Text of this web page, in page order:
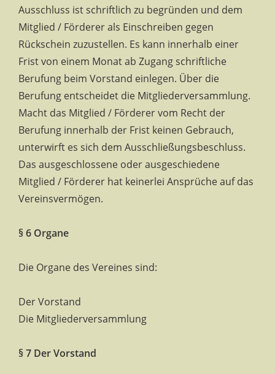
Ausschluss ist schriftlich zu begründen und dem
Mitglied / Förderer als Einschreiben gegen
Rückschein zuzustellen. Es kann innerhalb einer
Frist von einem Monat ab Zugang schriftliche
Berufung beim Vorstand einlegen. Über die
Berufung entscheidet die Mitgliederversammlung.
Macht das Mitglied / Förderer vom Recht der
Berufung innerhalb der Frist keinen Gebrauch,
unterwirft es sich dem Ausschließungsbeschluss.
Das ausgeschlossene oder ausgeschiedene
Mitglied / Förderer hat keinerlei Ansprüche auf das
Vereinsvermögen.
§ 6 Organe
Die Organe des Vereines sind:
Der Vorstand
Die Mitgliederversammlung
§ 7 Der Vorstand